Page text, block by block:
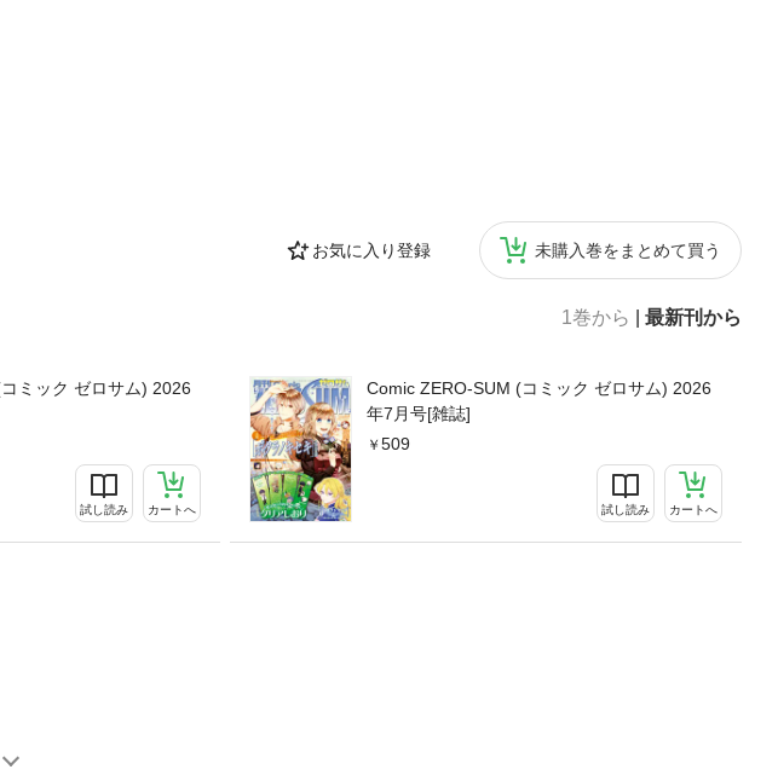
お気に入り登録 未購入巻をまとめて買う
1巻から 最新刊から
ミック ゼロサム) 2026
試し読み カートへ
Comic ZERO-SUM (コミック ゼロサム) 2026
年7月号[雑誌]
509
試し読み カートへ
の)/「拝み屋横丁顛末記」(宮本福助)/「少年×
骸盗アリス」(くらげ壱)/「破天荒遊戯」(遠藤
時のものとなります。電子版に付録は含ま
はできません。